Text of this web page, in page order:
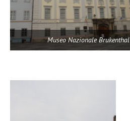
Museo Nazionale Brukenthal